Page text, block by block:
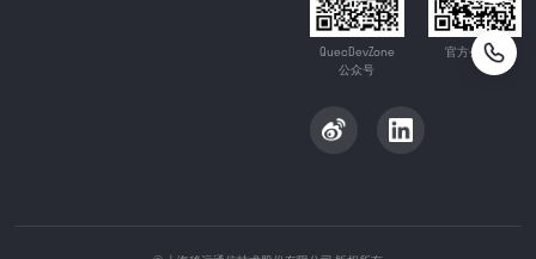
QuecDevZone
公众号
官方公众号